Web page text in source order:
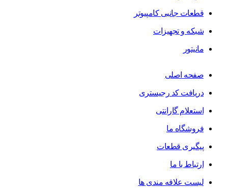
قطعات جانبی کامپیوتر
شبکه و تجهیزات
مانیتور
صفحه اصلی
دریافت کد رجیستری
استعلام گارانتی
فروشگاه ما
پیگیری قطعات
ارتباط با ما
لیست علاقه مندی ها